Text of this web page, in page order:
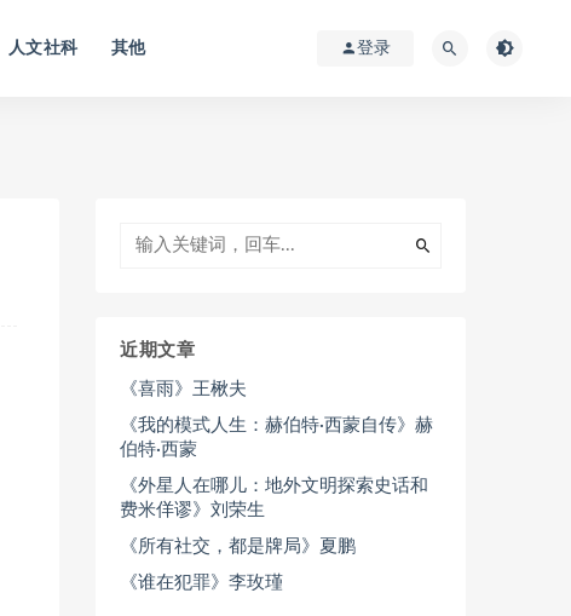
人文社科 其他 登录
近期文章
《喜雨》王楸夫
《我的模式人生：赫伯特·西蒙自传》赫
伯特·西蒙
《外星人在哪儿：地外文明探索史话和
费米佯谬》刘荣生
《所有社交，都是牌局》夏鹏
《谁在犯罪》李玫瑾